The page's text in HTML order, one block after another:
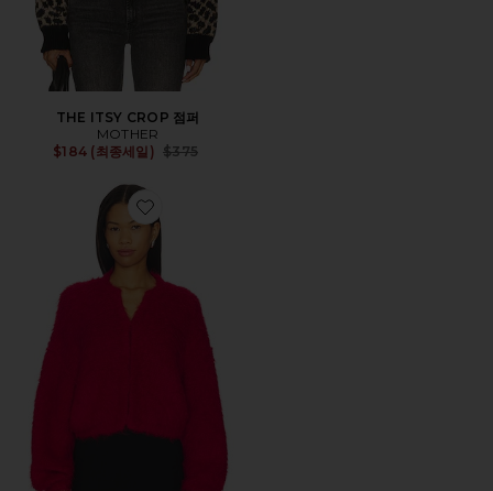
THE ITSY CROP 점퍼
MOTHER
$184 (최종세일) Previous price:
$375
Favorite DROP BUBBLE 가디건